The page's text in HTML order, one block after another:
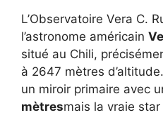
L’Observatoire Vera C.
l’astronome américain
situé au Chili,
à 2647 mètres
un miroir primaire avec
mètresmais la vraie